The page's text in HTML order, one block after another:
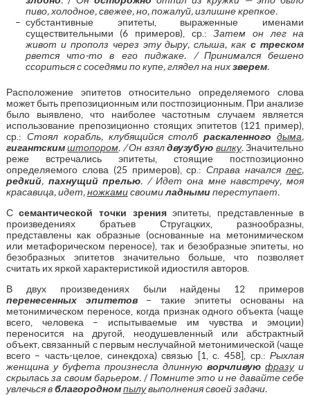
пиво, холодное, свежее, но, пожалуй, излишне крепкое.
субстантивные эпитеты, выраженные именами
существительными (6 примеров), ср.:Затем он лег на
живот и прополз через эту дыру, слыша, какс треском
рвется что-то в его пиджаке. / Принимался бешено
ссориться с соседями по купе, глядел на нихзверем.
Расположение эпитетов относительно определяемого слова
может быть препозиционным или постпозиционным. При анализе
было выявлено, что наиболее частотным случаем является
использование препозиционно стоящих эпитетов (121 пример),
ср.: Стоял корабль, клубящийся столбраскаленного дыма,
гигантским штопором. / Он взялдвузубую вилку.Значительно
реже встречались эпитеты, стоящие постпозиционно
определяемого слова (25 примеров), ср.:Справа началсялес,
редкий, пахнущий прелью. / Идет она мне навстречу, моя
красавица, идет,ножкамисвоимиладнымипереступает.
Ссемантической точки зренияэпитеты, представленные в
произведениях братьев Стругацких, разнообразны,
представлены как образные (основанные на метонимическом
или метафорическом переносе), так и безобразные эпитеты, но
безобразных эпитетов значительно больше, что позволяет
считать их яркой характеристикой идиостиля авторов.
В двух произведениях были найдены 12 примеров
перенесенных эпитетов– такие эпитеты основаны на
метонимическом переносе, когда признак одного объекта (чаще
всего, человека – испытываемые им чувства и эмоции)
переносится на другой, неодушевленный или абстрактный
объект, связанный с первым неслучайной метонимической (чаще
всего – часть-целое, синекдоха) связью [1, с. 458], ср.:Рыхлая
женщина у буфета произнесла длиннуюворчливую фразуи
скрылась за своим барьером. /Помните это и не давайте себе
увлечься вблагородном пылувыполнения своей задачи.